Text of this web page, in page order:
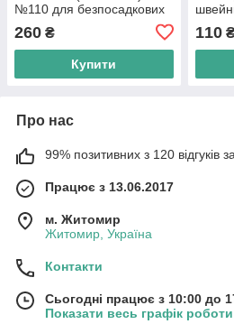
№110 для безпосадкових
машин
260 ₴
Купити
110
Про нас
99% позитивних з 120 відгуків
Працює з 13.06.2017
м. Житомир
Житомир, Україна
Контакти
Сьогодні працює з 10:00 до
Показати весь графік роботи